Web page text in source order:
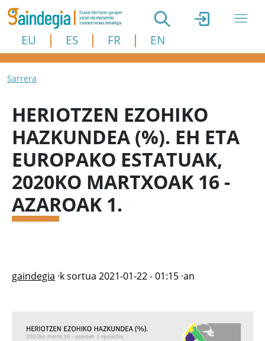
Skip to main content
EU ES FR EN
Breadcrumb
Sarrera
HERIOTZEN EZOHIKO
HAZKUNDEA (%). EH ETA
EUROPAKO ESTATUAK,
2020KO MARTXOAK 16 -
AZAROAK 1.
gaindegia ·k sortua 2021-01-22 - 01:15 ·an